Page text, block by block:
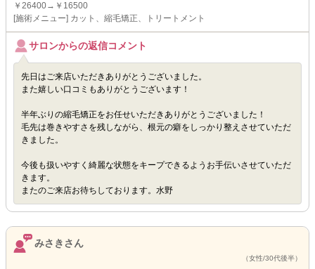
￥26400→￥16500
[施術メニュー] カット、縮毛矯正、トリートメント
サロンからの返信コメント
先日はご来店いただきありがとうございました。
また嬉しい口コミもありがとうございます！
半年ぶりの縮毛矯正をお任せいただきありがとうございました！
毛先は巻きやすさを残しながら、根元の癖をしっかり整えさせていただ
きました。
今後も扱いやすく綺麗な状態をキープできるようお手伝いさせていただ
きます。
またのご来店お待ちしております。水野
みさきさん
（女性/30代後半）